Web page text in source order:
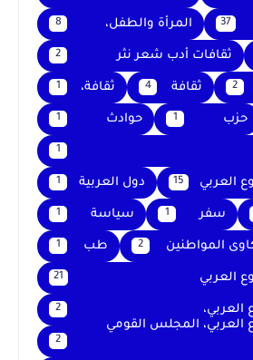
37 المرأة والطفل، 8
ثقافات أدب شعر نثر 2
2 ثقافة 4 ثقافة، 1
حزب 1 حوادث 1
1
العربي 15 دول العربية 1
سفر 1 سياسة 1
المواطنين 2 طب 1
العربي 21
العربي، 2
العربي، المجلس القومي
2